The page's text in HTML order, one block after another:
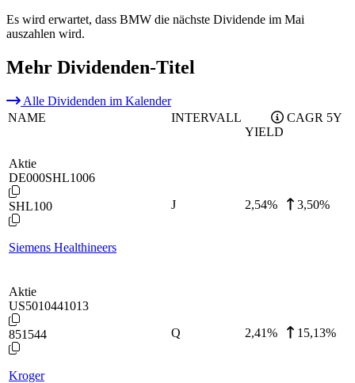
Es wird erwartet, dass BMW die nächste Dividende im Mai
auszahlen wird.
Mehr Dividenden-Titel
Alle Dividenden im Kalender
NAME
INTERVALL
YIELD
CAGR 5Y
Aktie
DE000SHL1006
SHL100
Siemens Healthineers
J 2,54% 3,50%
Aktie
US5010441013
851544
Kroger
Q 2,41% 15,13%